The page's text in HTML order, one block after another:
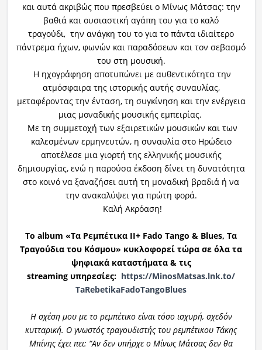
και αυτά ακριβώς που πρεσβεύει ο Μίνως Μάτσας: την
βαθιά και ουσιαστική αγάπη του για το καλό
τραγούδι, την ανάγκη του το για το πάντα ιδιαίτερο
πάντρεμα ήχων, φωνών και παραδόσεων και τον σεβασμό
του στη μουσική.
Η ηχογράφηση αποτυπώνει με αυθεντικότητα την
ατμόσφαιρα της ιστορικής αυτής συναυλίας,
μεταφέροντας την ένταση, τη συγκίνηση και την ενέργεια
μιας μοναδικής μουσικής εμπειρίας.
Με τη συμμετοχή των εξαιρετικών μουσικών και των
καλεσμένων ερμηνευτών, η συναυλία στο Ηρώδειο
αποτέλεσε μια γιορτή της ελληνικής μουσικής
δημιουργίας, ενώ η παρούσα έκδοση δίνει τη δυνατότητα
στο κοινό να ξαναζήσει αυτή τη μοναδική βραδιά ή να
την ανακαλύψει για πρώτη φορά.
Καλή Ακρόαση!
Το album «Τα Ρεμπέτικα II+ Fado Tango & Blues, Τα
Τραγούδια του Κόσμου» κυκλοφορεί τώρα σε όλα τα
ψηφιακά καταστήματα & τις
streaming υπηρεσίες: https://MinosMatsas.lnk.to/
TaRebetikaFadoTangoBlues
Η σχέση μου με το ρεμπέτικο είναι τόσο ισχυρή, σχεδόν
κυτταρική. Ο γνωστός τραγουδιστής του ρεμπέτικου Τάκης
Μπίνης έχει πει: “Αν δεν υπήρχε ο Μίνως Μάτσας δεν θα